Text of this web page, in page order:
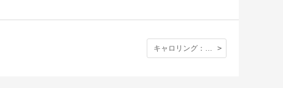
キャロリング：ELMBRIDGEの皆さんとの交流の様子を写真でお伝えします